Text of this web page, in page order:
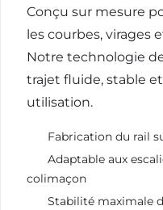
Conçu sur mesure
les courbes, virages
Notre technologie
trajet fluide, stable
utilisation.
Fabrication du rail
Adaptable aux
colimaçon
Stabilité maximale